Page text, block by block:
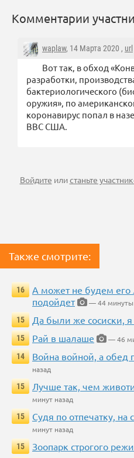
Комментарии
waplaw, 14 Марта 2020 , url
Вот так, в обход
разработки,
бактериологического
оружия», по
коронавирус попал в
ВВС США.
Войдите илистаньте
Также смотрите:
16
А может не будем его
подойдет
— 44 минуты
15
Да были же сосиски,
15
Рай в шалаше
— 46
14
Война войной, а обед
назад
15
Лучше так, чем
минут назад
15
Судя по отпечатку, на
минут назад
15
Зоопарк строгого